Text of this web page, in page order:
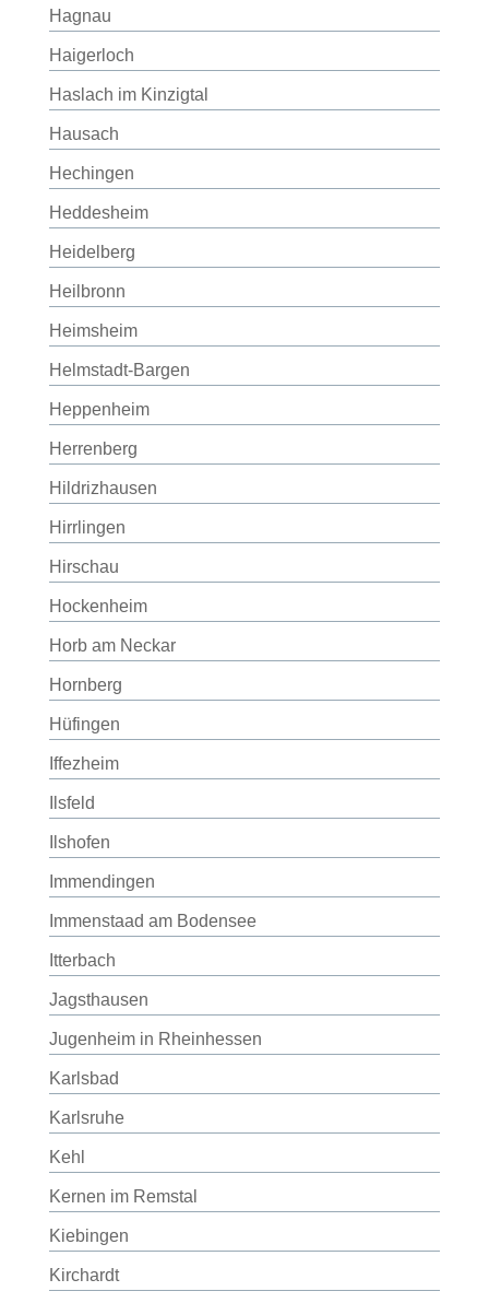
Hagnau
Haigerloch
Haslach im Kinzigtal
Hausach
Hechingen
Heddesheim
Heidelberg
Heilbronn
Heimsheim
Helmstadt-Bargen
Heppenheim
Herrenberg
Hildrizhausen
Hirrlingen
Hirschau
Hockenheim
Horb am Neckar
Hornberg
Hüfingen
Iffezheim
Ilsfeld
Ilshofen
Immendingen
Immenstaad am Bodensee
Itterbach
Jagsthausen
Jugenheim in Rheinhessen
Karlsbad
Karlsruhe
Kehl
Kernen im Remstal
Kiebingen
Kirchardt